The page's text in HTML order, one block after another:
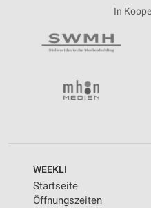
In
WEEKLI
Startseite
Öffnungszeiten